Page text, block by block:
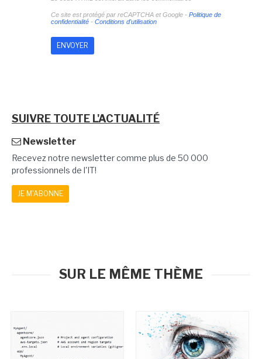
Ce site est protégé par reCAPTCHA et Google - Politique de
confidentialité- Conditions d'utilisation
SUIVRE TOUTE L'ACTUALITÉ
Newsletter
Recevez notre newsletter comme plus de 50 000
professionnels de l'IT!
JE M'ABONNE
SUR LE MÊME THÈME